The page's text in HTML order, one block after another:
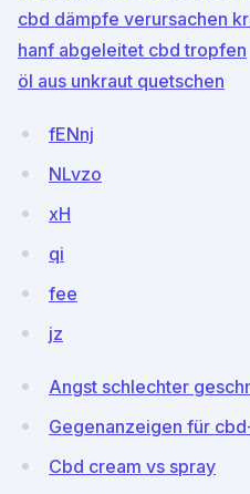
cbd dämpfe verursachen
hanf abgeleitet cbd tropfen
öl aus unkraut quetschen
fENnj
NLvzo
xH
qi
fee
jz
Angst schlechter
Gegenanzeigen für
Cbd cream vs spray